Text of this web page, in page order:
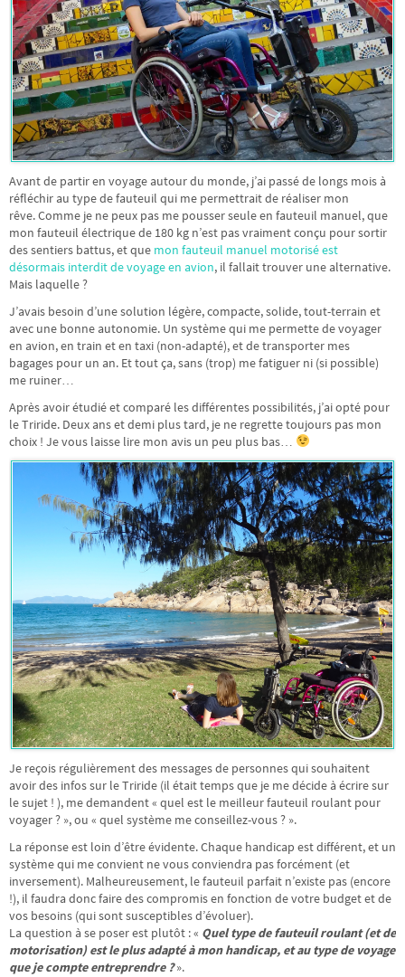
Avant de partir en voyage autour du monde, j’ai passé de longs mois à
réfléchir au type de fauteuil qui me permettrait de réaliser mon
rêve. Comme je ne peux pas me pousser seule en fauteuil manuel, que
mon fauteuil électrique de 180 kg n’est pas vraiment conçu pour sortir
des sentiers battus, et que mon fauteuil manuel motorisé est
désormais interdit de voyage en avion, il fallait trouver une alternative.
Mais laquelle ?
J’avais besoin d’une solution légère, compacte, solide, tout-terrain et
avec une bonne autonomie. Un système qui me permette de voyager
en avion, en train et en taxi (non-adapté), et de transporter mes
bagages pour un an. Et tout ça, sans (trop) me fatiguer ni (si possible)
me ruiner…
Après avoir étudié et comparé les différentes possibilités, j’ai opté pour
le Triride. Deux ans et demi plus tard, je ne regrette toujours pas mon
choix ! Je vous laisse lire mon avis un peu plus bas…
Je reçois régulièrement des messages de personnes qui souhaitent
avoir des infos sur le Triride (il était temps que je me décide à écrire sur
le sujet ! ), me demandent « quel est le meilleur fauteuil roulant pour
voyager ? », ou « quel système me conseillez-vous ? ».
La réponse est loin d’être évidente. Chaque handicap est différent, et un
système qui me convient ne vous conviendra pas forcément (et
inversement). Malheureusement, le fauteuil parfait n’existe pas (encore
!), il faudra donc faire des compromis en fonction de votre budget et de
vos besoins (qui sont susceptibles d’évoluer).
La question à se poser est plutôt : « Quel type de fauteuil roulant (et de
motorisation) est le plus adapté à mon handicap, et au type de voyage
que je compte entreprendre ?».